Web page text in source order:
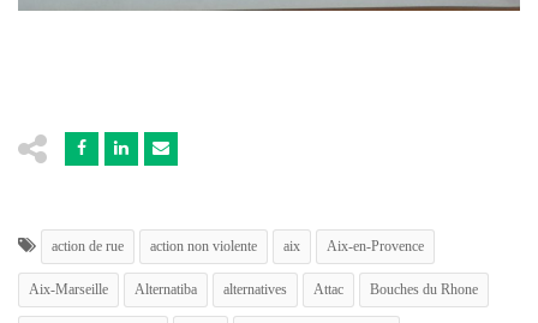
action de rue action non violente aix Aix-en-Provence
Aix-Marseille Alternatiba alternatives Attac Bouches du Rhone